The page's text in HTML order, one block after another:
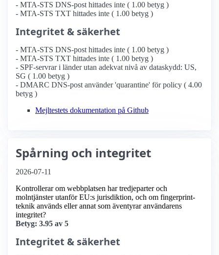
- MTA-STS DNS-post hittades inte ( 1.00 betyg )
- MTA-STS TXT hittades inte ( 1.00 betyg )
Integritet & säkerhet
- MTA-STS DNS-post hittades inte ( 1.00 betyg )
- MTA-STS TXT hittades inte ( 1.00 betyg )
- SPF-servrar i länder utan adekvat nivå av dataskydd: US,
SG ( 1.00 betyg )
- DMARC DNS-post använder 'quarantine' för policy ( 4.00
betyg )
Mejltestets dokumentation på Github
Spårning och integritet
2026-07-11
Kontrollerar om webbplatsen har tredjeparter och
molntjänster utanför EU:s jurisdiktion, och om fingerprint-
teknik används eller annat som äventyrar användarens
integritet?
Betyg: 3.95 av 5
Integritet & säkerhet